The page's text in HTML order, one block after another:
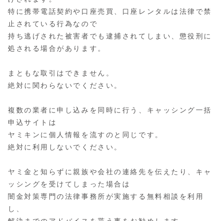
特に携帯電話契約や口座売買、口座レンタルは法律で禁
止されている行為なので
持ち逃げされた被害者でも逮捕されてしまい、懲役刑に
処される場合があります。
まともな取引はできません。
絶対に関わらないでください。
複数の業者に申し込みを同時に行う、キャッシング一括
申込サイトは
ヤミキンに個人情報を流すのと同じです。
絶対に利用しないでください。
ヤミ金と知らずに親族や会社の連絡先を伝えたり、キャ
ッシングを受けてしまった場合は
闇金対策専門の法律事務所が実施する無料相談を利用
し、